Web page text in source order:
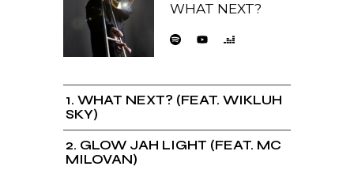
WHAT NEXT?
1 WHAT NEXT? (FEAT. WIKLUH
SKY)
2 GLOW JAH LIGHT (FEAT. MC
MILOVAN)